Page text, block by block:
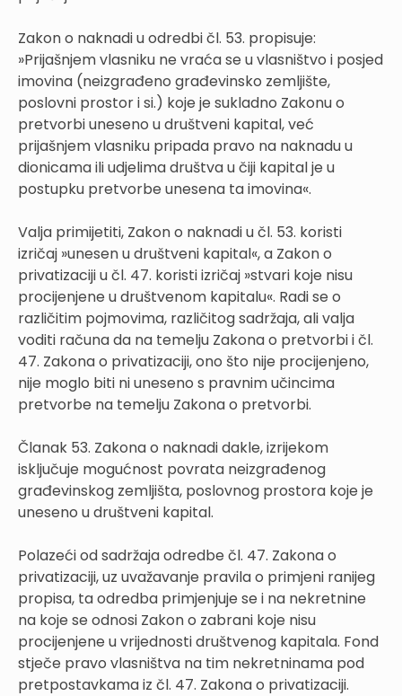
Zakon o naknadi u odredbi čl. 53. propisuje:
»Prijašnjem vlasniku ne vraća se u vlasništvo i posjed
imovina (neizgrađeno građevinsko zemljište,
poslovni prostor i si.) koje je sukladno Zakonu o
pretvorbi uneseno u društveni kapital, već
prijašnjem vlasniku pripada pravo na naknadu u
dionicama ili udjelima društva u čiji kapital je u
postupku pretvorbe unesena ta imovina«.
Valja primijetiti, Zakon o naknadi u čl. 53. koristi
izričaj »unesen u društveni kapital«, a Zakon o
privatizaciji u čl. 47. koristi izričaj »stvari koje nisu
procijenjene u društvenom kapitalu«. Radi se o
različitim pojmovima, različitog sadržaja, ali valja
voditi računa da na temelju Zakona o pretvorbi i čl.
47. Zakona o privatizaciji, ono što nije procijenjeno,
nije moglo biti ni uneseno s pravnim učincima
pretvorbe na temelju Zakona o pretvorbi.
Članak 53. Zakona o naknadi dakle, izrijekom
isključuje mogućnost povrata neizgrađenog
građevinskog zemljišta, poslovnog prostora koje je
uneseno u društveni kapital.
Polazeći od sadržaja odredbe čl. 47. Zakona o
privatizaciji, uz uvažavanje pravila o primjeni ranijeg
propisa, ta odredba primjenjuje se i na nekretnine
na koje se odnosi Zakon o zabrani koje nisu
procijenjene u vrijednosti društvenog kapitala. Fond
stječe pravo vlasništva na tim nekretninama pod
pretpostavkama iz čl. 47. Zakona o privatizaciji.